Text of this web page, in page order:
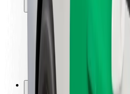
Ασφάλεια επιβάτη
Ασφάλεια οδηγών
Ασφάλεια σκούτερ
Εργαστήριο ασφάλειας